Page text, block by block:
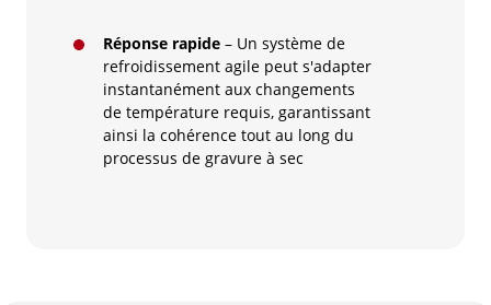
Réponse rapide – Un système de
refroidissement agile peut s'adapter
instantanément aux changements
de température requis, garantissant
ainsi la cohérence tout au long du
processus de gravure à sec